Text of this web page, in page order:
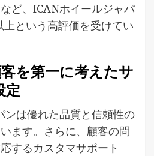
ど、ICANホイールジャパ
上という高評価を受けてい
を第一に考えたサ
定
ンは優れた品質と信頼性の
ます。さらに、顧客の問
するカスタマサポート